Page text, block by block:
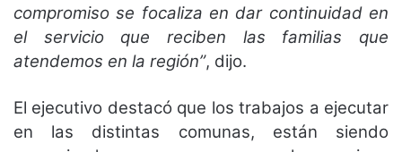
compromiso se focaliza en dar continuidad en
el servicio que reciben las familias que
atendemos en la región”, dijo.
El ejecutivo destacó que los trabajos a ejecutar
en las distintas comunas, están siendo